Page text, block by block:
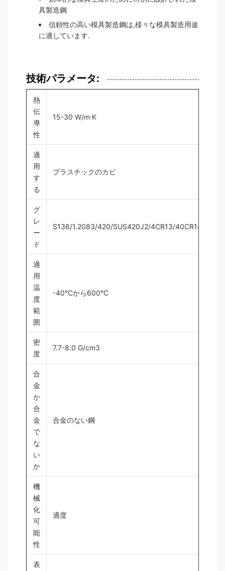
具製造鋼
信頼性の高い模具製造鋼は,様々な模具製造用途
に適しています.
技術パラメータ:
熱
伝
導
性
15-30 W/m·K
適
用
す
る
プラスチックのカビ
グ
レ
ー
ド
S136/1.2083/420/SUS420J2/4CR13/40CR14
適
用
温
度
範
囲
-40°Cから600°C
密
度
7.7-8.0 G/cm3
合
金
か
合
金
で
な
い
か
合金のない鋼
機
械
化
可
能
性
適度
表